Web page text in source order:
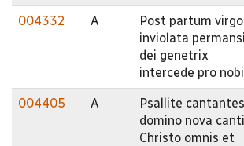
004332 A
Post partum virgo
inviolata
dei genetrix
intercede pro
004405 A
Psallite cantantes
domino nova
Christo omnis et